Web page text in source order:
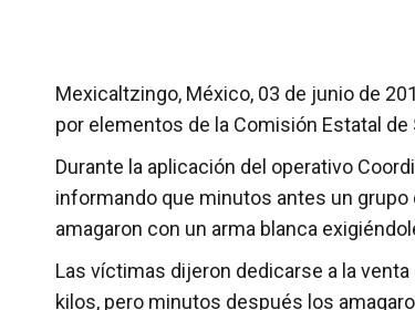
Mexicaltzingo, México, 03 de junio de
por elementos de la Comisión Estatal de
Durante la aplicación del operativo
informando que minutos antes un grupo
amagaron con un arma blanca
Las víctimas dijeron dedicarse a la
kilos, pero minutos después los